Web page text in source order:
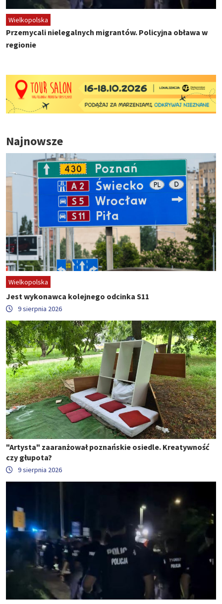
Wielkopolska
Przemycali nielegalnych migrantów. Policyjna obława w
regionie
Najnowsze
Wielkopolska
Jest wykonawca kolejnego odcinka S11
9 sierpnia 2026
"Artysta" zaaranżował poznańskie osiedle. Kreatywność
czy głupota?
9 sierpnia 2026